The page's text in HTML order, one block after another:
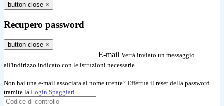
button close ×
Recupero password
button close ×
E-mail Verrà inviato un messaggio
all'indirizzo indicato con le istruzioni necessarie.
Non hai una e-mail associata al nome utente? Effettua il reset della password
tramite la Login Spaggiari